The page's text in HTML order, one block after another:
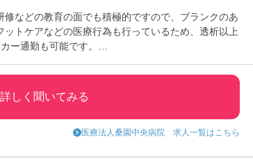
などの教育の面でも積極的ですので、ブランクのあ
トケアなどの医療行為も行っているため、透析以上
ー通勤も可能です。
しく聞いてみる
医療法人桑園中央病院 求人一覧はこちら